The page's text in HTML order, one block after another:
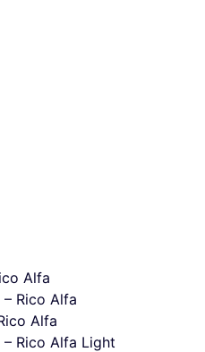
Alfa
Rico Alfa
Alfa
Rico Alfa Light